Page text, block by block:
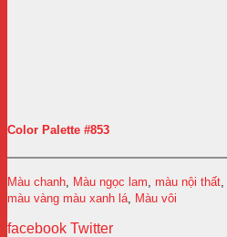
Color Palette #853
Màu chanh Màu ngọc lam màu nội thất
màu vàng màu xanh lá
Màu vôi
facebook Twitter